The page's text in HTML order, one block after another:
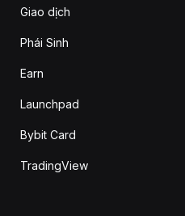
Giao dịch
Phái Sinh
Earn
Launchpad
Bybit Card
TradingView